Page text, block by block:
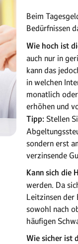
Beim
Bedürfnissen
Wie hoch ist
auch nur in
kann das
in welchen
monatlich
erhöhen und
Tipp: Stellen
sondern erst
verzinsende
Kann sich die
werden. Da
Leitzinsen der
sowohl nach
häufigen
Wie sicher ist